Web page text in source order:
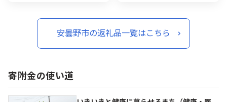
安曇野市の返礼品一覧はこちら
寄附金の使い道